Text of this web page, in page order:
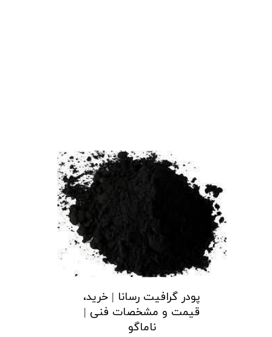
پودر گرافیت رسانا | خرید،
قیمت و مشخصات فنی |
ناماگو